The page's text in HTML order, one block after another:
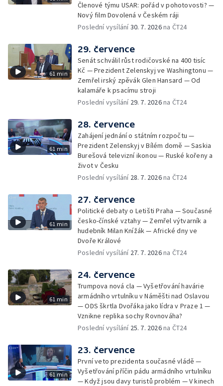
Členové týmu USAR: pořád v pohotovosti? —
Nový film Dovolená v Českém ráji
Poslední vysílání30. 7. 2026na ČT24
61 min
29. července
Senát schválil růst rodičovské na 400 tisíc
Kč — Prezident Zelenskyj ve Washingtonu —
Zemřel irský zpěvák Glen Hansard — Od
kalamáře k psacímu stroji
Poslední vysílání 29. 7. 2026na ČT24
61 min
28. července
Zahájení jednání o státním rozpočtu —
Prezident Zelenskyj v Bílém domě — Saskia
Burešová televizní ikonou — Ruské kořeny a
život v Česku
Poslední vysílání 28. 7. 2026na ČT24
61 min
27. července
Politické debaty o Letišti Praha — Současné
česko-čínské vztahy — Zemřel výtvarník a
hudebník Milan Knížák — Africké dny ve
Dvoře Králové
Poslední vysílání 27. 7. 2026na ČT24
61 min
24. července
Trumpova nová cla — Vyšetřování havárie
armádního vrtulníku v Náměšti nad Oslavou
— ODS škrtla Dvořáka jako lídra v Praze 1 —
Vznikne replika sochy Rovnováha?
Poslední vysílání 25. 7. 2026na ČT24
61 min
23. července
První veto prezidenta současné vládě —
Vyšetřování příčin pádu armádního vrtulníku
— Když jsou davy turistů problém — V kinech